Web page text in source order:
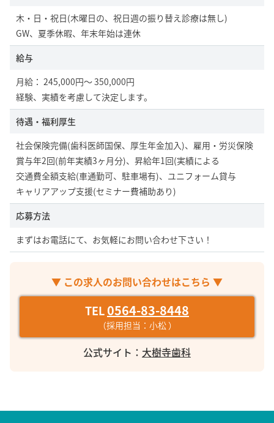
木・日・祝日(木曜日の、祝日週の振り替え診療は無し)
GW、夏季休暇、年末年始は連休
給与
月給： 245,000円～ 350,000円
経験、実績を考慮して決定します。
待遇・福利厚生
社会保険完備(歯科医師国保、厚生年金加入)、雇用・労災保険
賞与年2回(前年実績3ヶ月分)、昇給年1回(実績による
交通費全額支給(車通勤可、駐車場有)、ユニフォーム貸与
キャリアアップ支援(セミナー費補助あり)
応募方法
まずはお電話にて、お気軽にお問い合わせ下さい！
▼ この求人のお問い合わせはこちら ▼
TEL0564-83-8448
（採用担当：小松 ）
公式サイト： 大樹寺歯科